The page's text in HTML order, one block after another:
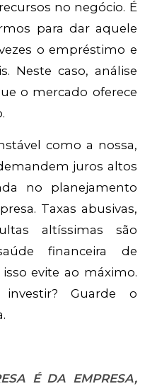
no negócio. É
para dar aquele
o empréstimo e
Neste caso, análise
o mercado oferece
como a nossa,
juros altos
no planejamento
Taxas abusivas,
altíssimas são
financeira de
evite ao máximo.
Guarde o
É DA EMPRESA,